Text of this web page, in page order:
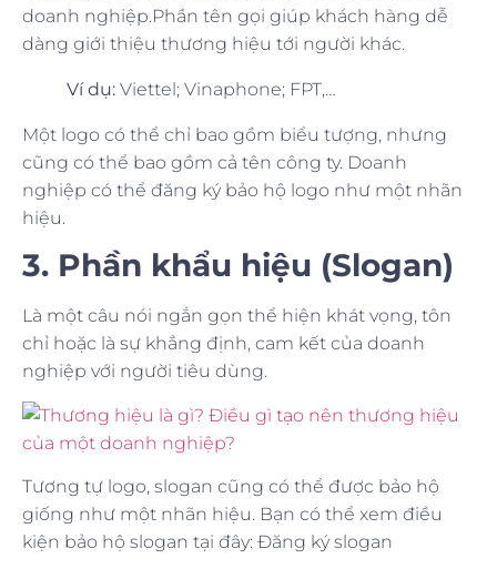
doanh nghiệp.Phần tên gọi giúp khách hàng dễ
dàng giới thiệu thương hiệu tới người khác.
Ví dụ: Viettel; Vinaphone; FPT,…
Một logo có thể chỉ bao gồm biểu tượng, nhưng
cũng có thể bao gồm cả tên công ty. Doanh
nghiệp có thể đăng ký bảo hộ logo như một nhãn
hiệu.
3. Phần khẩu hiệu (Slogan)
Là một câu nói ngắn gọn thể hiện khát vọng, tôn
chỉ hoặc là sự khẳng định, cam kết của doanh
nghiệp với người tiêu dùng.
Tương tự logo, slogan cũng có thể được bảo hộ
giống như một nhãn hiệu. Bạn có thể xem điều
kiện bảo hộ slogan tại đây: Đăng ký slogan